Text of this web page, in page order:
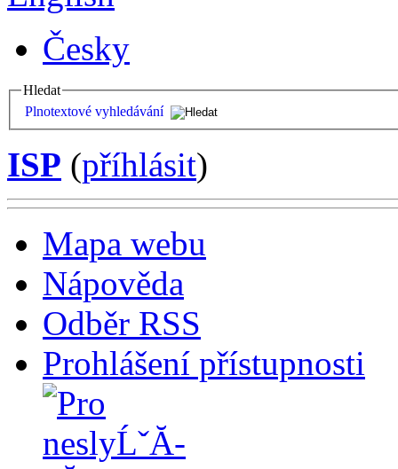
Česky
Hledat
Plnotextové vyhledávání
ISP (příhlásit)
Mapa webu
Nápověda
Odběr RSS
Prohlášení přístupnosti